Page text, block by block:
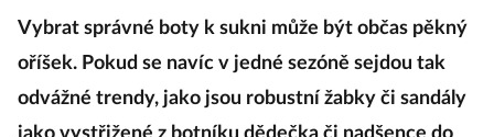
Vybrat správné boty k sukni může být občas pěkný
oříšek. Pokud se navíc v jedné sezóně sejdou tak
odvážné trendy, jako jsou robustní žabky či sandály